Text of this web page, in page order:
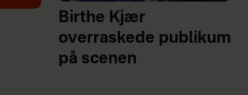
Birthe Kjær
overraskede publikum
på scenen